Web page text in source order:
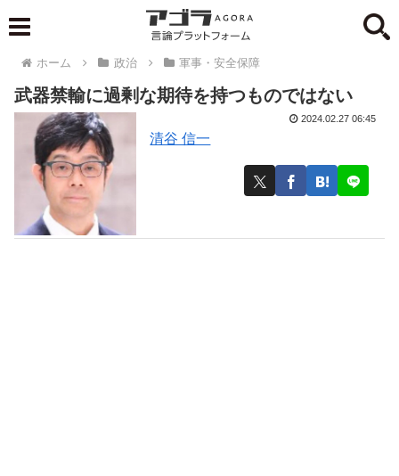
ホーム 政治 軍事・安全保障
武器禁輸に過剰な期待を持つものではない
清谷 信一
2024.02.27 06:45